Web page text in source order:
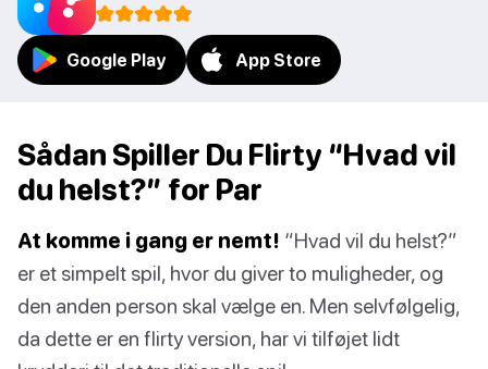
Google Play App Store
Sådan Spiller Du Flirty “Hvad vil
du helst?” for Par
At komme i gang er nemt! “Hvad vil du helst?”
er et simpelt spil, hvor du giver to muligheder, og
den anden person skal vælge en. Men selvfølgelig,
da dette er en flirty version, har vi tilføjet lidt